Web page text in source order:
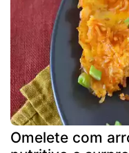
Omelete com